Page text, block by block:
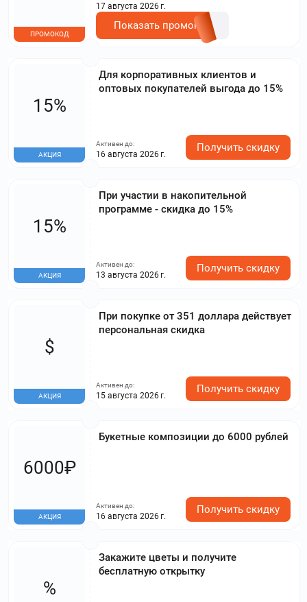
ПРОМОКОД
17 августа 2026 г.
Показать промокод
Для корпоративных клиентов и
оптовых покупателей выгода до 15%
15%
АКЦИЯ
Активен до:
16 августа 2026 г.
Получить скидку
При участии в накопительной
программе - скидка до 15%
15%
АКЦИЯ
Активен до:
13 августа 2026 г.
Получить скидку
При покупке от 351 доллара действует
персональная скидка
$
АКЦИЯ
Активен до:
15 августа 2026 г.
Получить скидку
Букетные композиции до 6000 рублей
6000₽
АКЦИЯ
Активен до:
16 августа 2026 г.
Получить скидку
Закажите цветы и получите
бесплатную открытку
%